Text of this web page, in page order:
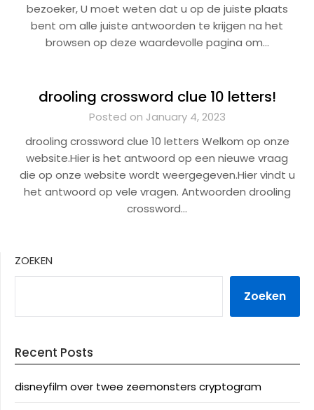
bezoeker, U moet weten dat u op de juiste plaats
bent om alle juiste antwoorden te krijgen na het
browsen op deze waardevolle pagina om…
drooling crossword clue 10 letters!
Posted on January 4, 2023
drooling crossword clue 10 letters Welkom op onze
website.Hier is het antwoord op een nieuwe vraag
die op onze website wordt weergegeven.Hier vindt u
het antwoord op vele vragen. Antwoorden drooling
crossword…
ZOEKEN
Zoeken
Recent Posts
disneyfilm over twee zeemonsters cryptogram